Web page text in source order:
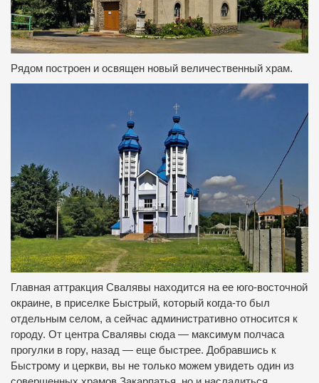
Рядом построен и освящен новый величественный храм.
Главная аттракция Свалявы находится на ее юго-восточной
окраине, в приселке Быстрый, который когда-то был
отдельным селом, а сейчас административно относится к
городу. От центра Свалявы сюда — максимум полчаса
прогулки в гору, назад — еще быстрее. Добравшись к
Быстрому и церкви, вы не только можем увидеть один из